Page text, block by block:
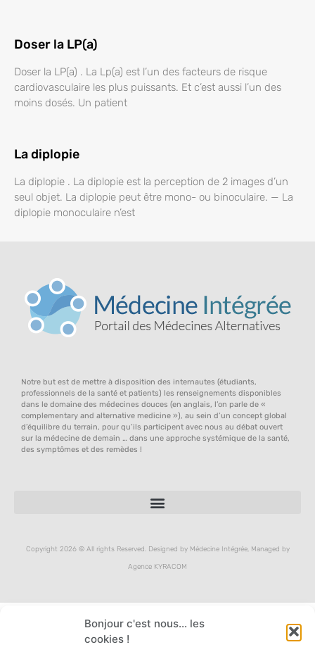
Bonjour c'est nous... les
cookies !
Doser la LP(a)
Doser la LP(a) . La Lp(a) est l’un des facteurs de risque
cardiovasculaire les plus puissants. Et c’est aussi l’un des
moins dosés. Un patient
La diplopie
La diplopie . La diplopie est la perception de 2 images d’un
seul objet. La diplopie peut être mono- ou binoculaire. — La
diplopie monoculaire n’est
Notre but est de mettre à disposition des internautes (étudiants,
professionnels de la santé et patients) les renseignements disponibles
dans le domaine des médecines douces (en anglais, l’on parle de «
complementary and alternative medicine »), au sein d’un concept global
d’équilibre du terrain, pour qu’ils participent avec nous au débat ouvert
sur la médecine de demain … dans une approche systémique de la santé,
des symptômes et des remèdes !
Copyright 2026 © All rights Reserved. Designed by Médecine Intégrée, Managed by
Agence KYRACOM